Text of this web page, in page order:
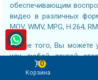
обеспечивающим
видео в различных
MOV, WMV, MPG, H.264,
Кроме того, Вы можете
или любой другой
выбору из Google
возможности
Корзина
0